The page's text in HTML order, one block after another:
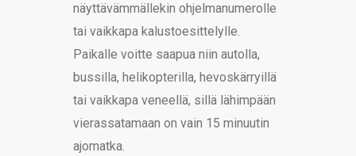
näyttävämmällekin ohjelmanumerolle
tai vaikkapa kalustoesittelylle.
Paikalle voitte saapua niin autolla,
bussilla, helikopterilla, hevoskärryillä
tai vaikkapa veneellä, sillä lähimpään
vierassatamaan on vain 15 minuutin
ajomatka.